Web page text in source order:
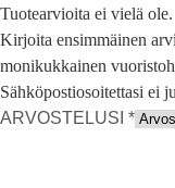
Tuotearvioita ei vielä ole.
Kirjoita ensimmäinen
monikukkainen
Sähköpostiosoitettasi ei
ARVOSTELUSI *